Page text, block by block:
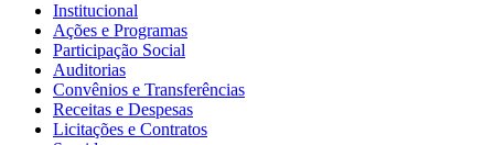
Institucional
Ações e Programas
Participação Social
Auditorias
Convênios e Transferências
Receitas e Despesas
Licitações e Contratos